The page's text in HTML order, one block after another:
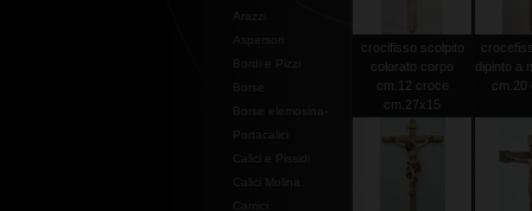
Arazzi
Aspersori
Bordi e Pizzi
Borse
Borse elemosina-
Portacalici
Calici e Pissidi
Calici Molina
crocifisso scolpito
colorato corpo
cm.12 croce
cm.27x15
dipinto a
cm.20